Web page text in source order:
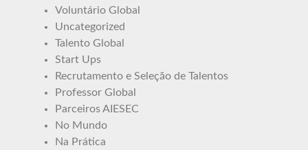
Voluntário Global
Uncategorized
Talento Global
Start Ups
Recrutamento e Seleção de Talentos
Professor Global
Parceiros AIESEC
No Mundo
Na Prática